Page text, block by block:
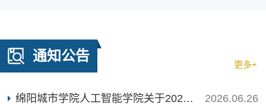
通知公告
更多+
2026.06.26